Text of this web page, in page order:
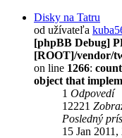
Disky na Tatru
od užívateľa
[phpBB Debug]
[ROOT]/vendor/
on line 1266:
object that
1 Odpovedí
12221
Posledný
15 Jan 2011,